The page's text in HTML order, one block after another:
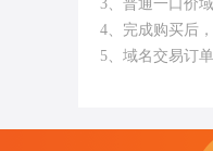
3、普通一口价
4、完成购买后
5、域名交易订